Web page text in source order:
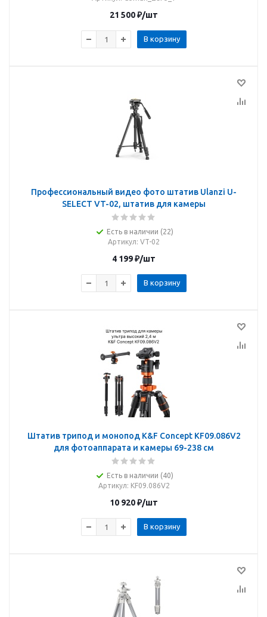
21 500₽/шт
В корзину
Профессиональный видео фото штатив Ulanzi U-
SELECT VT-02, штатив для камеры
Есть в наличии (22)
Артикул: VT-02
4 199₽/шт
В корзину
Штатив трипод и монопод K&F Concept KF09.086V2
для фотоаппарата и камеры 69-238 см
Есть в наличии (40)
Артикул: KF09.086V2
10 920₽/шт
В корзину